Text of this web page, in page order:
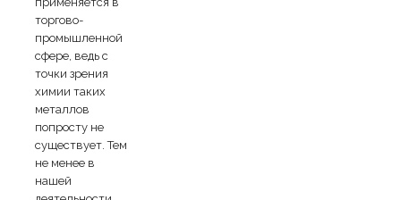
торгово-
промышленной
сфере, ведь с
точки зрения
химии таких
металлов
попросту не
существует. Тем
не менее в
нашей